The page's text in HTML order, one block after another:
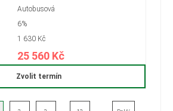
Autobusová
6%
1 630 Kč
25 560 Kč
Zvolit termín